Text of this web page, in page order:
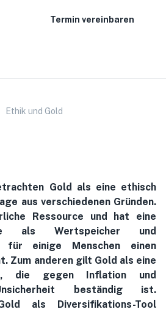
Termin vereinbaren
Ethik und Gold
Gold als eine ethisch
aus verschiedenen Gründen.
Ressource und hat eine
als Wertspeicher und
für einige Menschen einen
Zum anderen gilt Gold als eine
die gegen Inflation und
beständig ist.
als Diversifikations-Tool